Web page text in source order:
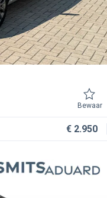
Bewaar
€ 2.950